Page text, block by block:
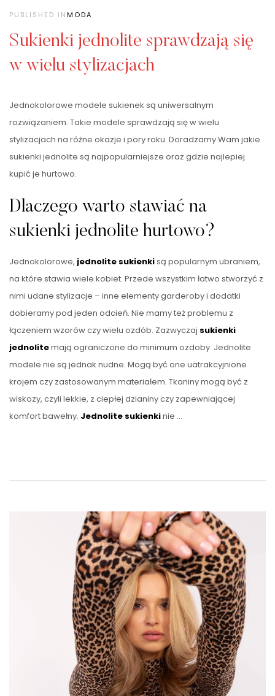
PUBLISHED INMODA
Sukienki jednolite sprawdzają się
w wielu stylizacjach
Jednokolorowe modele sukienek są uniwersalnym
rozwiązaniem. Takie modele sprawdzają się w wielu
stylizacjach na różne okazje i pory roku. Doradzamy Wam jakie
sukienki jednolite są najpopularniejsze oraz gdzie najlepiej
kupić je hurtowo.
Dlaczego warto stawiać na
sukienki jednolite hurtowo?
Jednokolorowe, jednolite sukienkisą popularnym ubraniem,
na które stawia wiele kobiet. Przede wszystkim łatwo stworzyć z
nimi udane stylizacje – inne elementy garderoby i dodatki
dobieramy pod jeden odcień. Nie mamy też problemu z
łączeniem wzorów czy wielu ozdób. Zazwyczaj sukienki
jednolitemają ograniczone do minimum ozdoby. Jednolite
modele nie są jednak nudne. Mogą być one uatrakcyjnione
krojem czy zastosowanym materiałem. Tkaniny mogą być z
wiskozy, czyli lekkie, z ciepłej dzianiny czy zapewniającej
komfort bawełny. Jednolite sukienkinie …